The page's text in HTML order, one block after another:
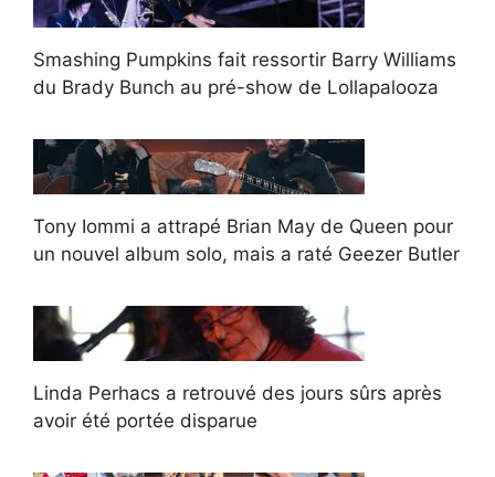
Smashing Pumpkins fait ressortir Barry Williams
du Brady Bunch au pré-show de Lollapalooza
Tony Iommi a attrapé Brian May de Queen pour
un nouvel album solo, mais a raté Geezer Butler
Linda Perhacs a retrouvé des jours sûrs après
avoir été portée disparue